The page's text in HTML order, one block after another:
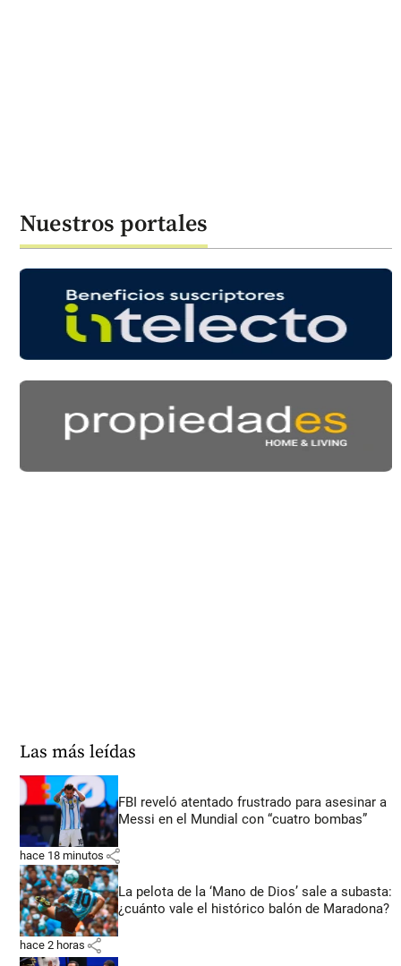
Nuestros portales
Las más leídas
FBI reveló atentado frustrado para asesinar a
Messi en el Mundial con “cuatro bombas”
hace 18 minutos share
La pelota de la ‘Mano de Dios’ sale a subasta:
¿cuánto vale el histórico balón de Maradona?
hace 2 horas share